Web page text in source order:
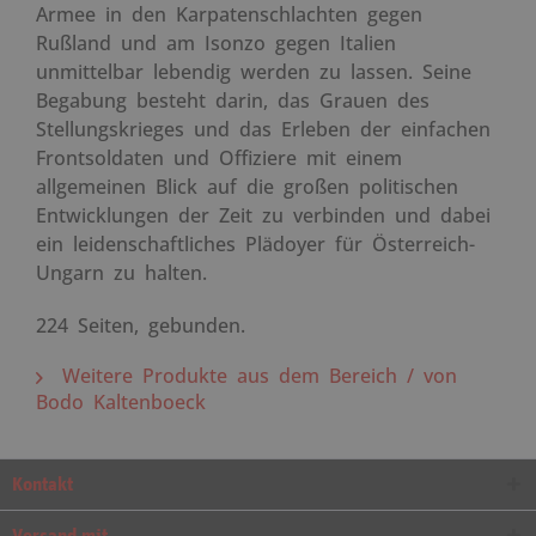
Armee in den Karpatenschlachten gegen
Rußland und am Isonzo gegen Italien
unmittelbar lebendig werden zu lassen. Seine
Begabung besteht darin, das Grauen des
Stellungskrieges und das Erleben der einfachen
Frontsoldaten und Offiziere mit einem
allgemeinen Blick auf die großen politischen
Entwicklungen der Zeit zu verbinden und dabei
ein leidenschaftliches Plädoyer für Österreich-
Ungarn zu halten.
224 Seiten, gebunden.
Weitere Produkte aus dem Bereich / von
Bodo Kaltenboeck
Kontakt